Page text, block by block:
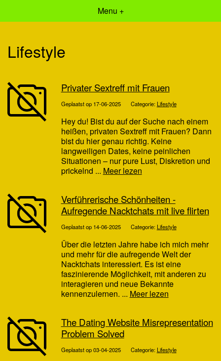
Menu +
Lifestyle
Privater Sextreff mit Frauen
Geplaatst op 17-06-2025 Categorie:Lifestyle
Hey du! Bist du auf der Suche nach einem
heißen, privaten Sextreff mit Frauen? Dann
bist du hier genau richtig. Keine
langweiligen Dates, keine peinlichen
Situationen – nur pure Lust, Diskretion und
prickelnd ... Meer lezen
Verführerische Schönheiten -
Aufregende Nacktchats mit live flirten
Geplaatst op 14-06-2025 Categorie:Lifestyle
Über die letzten Jahre habe ich mich mehr
und mehr für die aufregende Welt der
Nacktchats interessiert. Es ist eine
faszinierende Möglichkeit, mit anderen zu
interagieren und neue Bekannte
kennenzulernen. ... Meer lezen
The Dating Website Misrepresentation
Problem Solved
Geplaatst op 03-04-2025 Categorie:Lifestyle